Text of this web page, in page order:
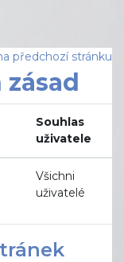
předchozí stránku
Souhlas
uživatele
Všichni
uživatelé